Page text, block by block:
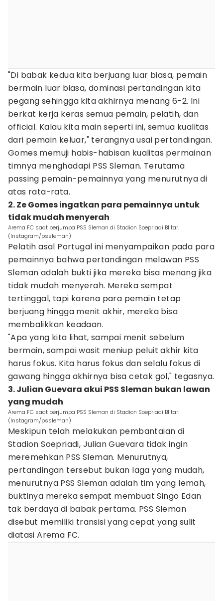
"Di babak kedua kita berjuang luar biasa, pemain
bermain luar biasa, dominasi pertandingan kita
pegang sehingga kita akhirnya menang 6-2. Ini
berkat kerja keras semua pemain, pelatih, dan
official. Kalau kita main seperti ini, semua kualitas
dari pemain keluar," terangnya usai pertandingan.
Gomes memuji habis-habisan kualitas permainan
timnya menghadapi PSS Sleman. Terutama
passing pemain-pemainnya yang menurutnya di
atas rata-rata.
2. Ze Gomes ingatkan para pemainnya untuk
tidak mudah menyerah
Arema FC saat berjumpa PSS Sleman di Stadion Soepriadi Blitar.
(Instagram/pssleman)
Pelatih asal Portugal ini menyampaikan pada para
pemainnya bahwa pertandingan melawan PSS
Sleman adalah bukti jika mereka bisa menang jika
tidak mudah menyerah. Mereka sempat
tertinggal, tapi karena para pemain tetap
berjuang hingga menit akhir, mereka bisa
membalikkan keadaan.
"Apa yang kita lihat, sampai menit sebelum
bermain, sampai wasit meniup peluit akhir kita
harus fokus. Kita harus fokus dan selalu fokus di
gawang hingga akhirnya bisa cetak gol," tegasnya.
3. Julian Guevara akui PSS Sleman bukan lawan
yang mudah
Arema FC saat berjumpa PSS Sleman di Stadion Soepriadi Blitar.
(Instagram/pssleman)
Meskipun telah melakukan pembantaian di
Stadion Soepriadi, Julian Guevara tidak ingin
meremehkan PSS Sleman. Menurutnya,
pertandingan tersebut bukan laga yang mudah,
menurutnya PSS Sleman adalah tim yang lemah,
buktinya mereka sempat membuat Singo Edan
tak berdaya di babak pertama. PSS Sleman
disebut memiliki transisi yang cepat yang sulit
diatasi Arema FC.